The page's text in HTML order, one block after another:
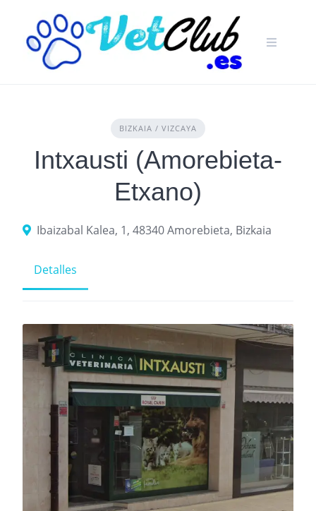
content
BIZKAIA / VIZCAYA
Intxausti (Amorebieta-
Etxano)
Ibaizabal Kalea, 1, 48340 Amorebieta, Bizkaia
Detalles